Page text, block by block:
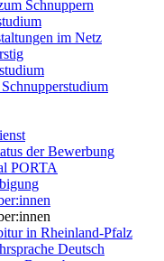
Schnuppern
im Netz
der Bewerbung
PORTA
in Rheinland-Pfalz
Deutsch